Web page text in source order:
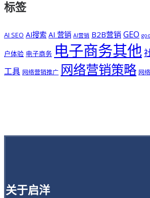
标签
AI SEO AI搜索 AI 营销 AI营销 B2B营销 GEO
户体验 电子商务 电子商务其他
工具 网络营销推广 网络营销策略 网
关于启洋